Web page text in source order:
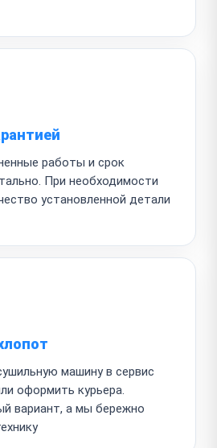
работы и срок
При необходимости
установленной детали
машину в сервис
оформить курьера.
вариант, а мы бережно